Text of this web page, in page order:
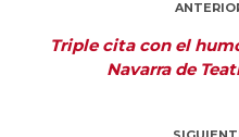
Triple cita con el
Navarra de